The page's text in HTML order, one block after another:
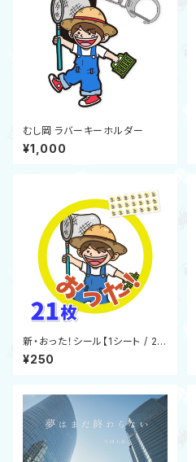
むし岡 ラバーキーホルダー
¥1,000
新・おった！シール【1シート / 21
枚】
¥250